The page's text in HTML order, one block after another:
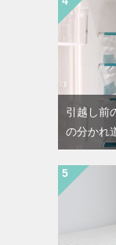
引越し前
の分かれ